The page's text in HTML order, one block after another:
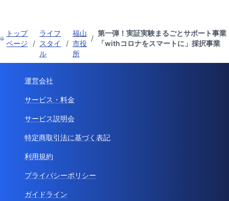
トップ
ページ
/
ライフ
スタイ
ル
/
福山
市役
所
/
第一弾！実証実験まるごとサポート事業
「withコロナをスマートに」採択事業
運営会社
サービス・料金
サービス説明会
特定商取引法に基づく表記
利用規約
プライバシーポリシー
ガイドライン